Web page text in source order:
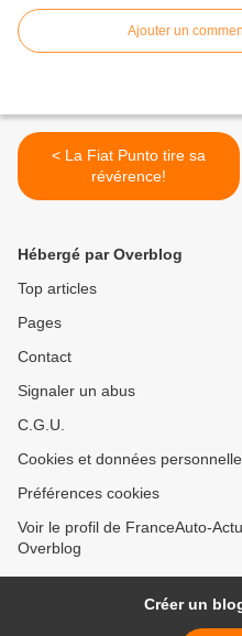
Ajouter un
< La Fiat Punto tire sa
révérence!
Hébergé par Overblog
Top articles
Pages
Contact
Signaler un abus
C.G.U.
Cookies et données
Préférences cookies
Voir le profil de FranceAuto-
Overblog
Créer un